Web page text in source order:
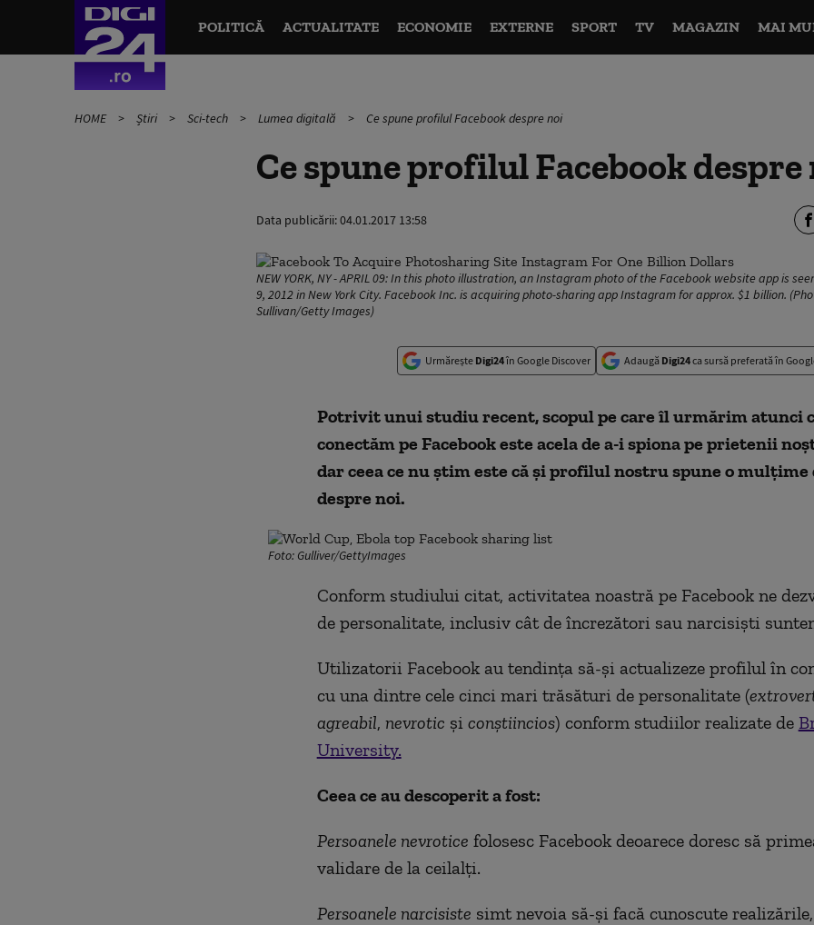
POLITICĂ ACTUALITATE ECONOMIE EXTERNE SPORT TV MAGAZIN MAI
HOME Știri Sci-tech Lumea digitală Ce spune profilul Facebook despre noi
Ce spune profilul Facebook despre
Data publicării:04.01.2017 13:58
NEW YORK, NY - APRIL 09: In this photo illustration, an Instagram photo of the Facebook website app is
9, 2012 in New York City. Facebook Inc. is acquiring photo-sharing app Instagram for approx. $1 billion.
Sullivan/Getty Images)
Urmărește Digi24în Google Discover Adaugă Digi24ca sursă preferată în
Potrivit unui studiu recent, scopul pe care îl urmărim atunci
conectăm pe Facebook este acela de a-i spiona pe prietenii
dar ceea ce nu știm este că și profilul nostru spune o
despre noi.
Foto: Gulliver/GettyImages
Conform studiului citat, activitatea noastră pe Facebook ne
de personalitate, inclusiv cât de încrezători sau narcisiști
Utilizatorii Facebook au tendința să-și actualizeze profilul în
cu una dintre cele cinci mari trăsături de personalitate (
agreabil, nevrotic și conștiincios) conform studiilor realizate de
University.
Ceea ce au descoperit a fost:
Persoanele nevrotice folosesc Facebook deoarece doresc să
validare de la ceilalți.
Persoanele narcisiste simt nevoia să-și facă cunoscute